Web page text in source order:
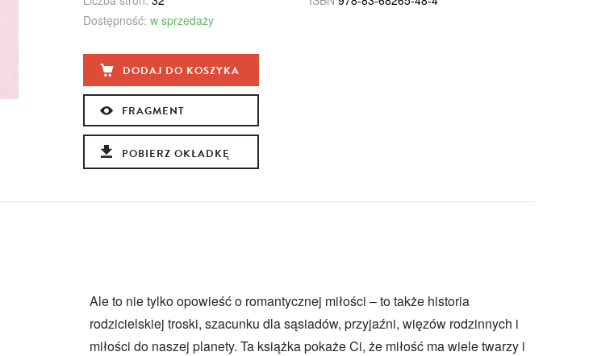
Dostępność: w sprzedaży
DODAJ DO KOSZYKA
FRAGMENT
POBIERZ OKŁADKĘ
Ale to nie tylko opowieść o romantycznej miłości – to także historia
rodzicielskiej troski, szacunku dla sąsiadów, przyjaźni, więzów rodzinnych i
miłości do naszej planety. Ta książka pokaże Ci, że miłość ma wiele twarzy i